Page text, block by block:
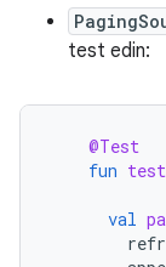
test edin:
@Test
fun
val